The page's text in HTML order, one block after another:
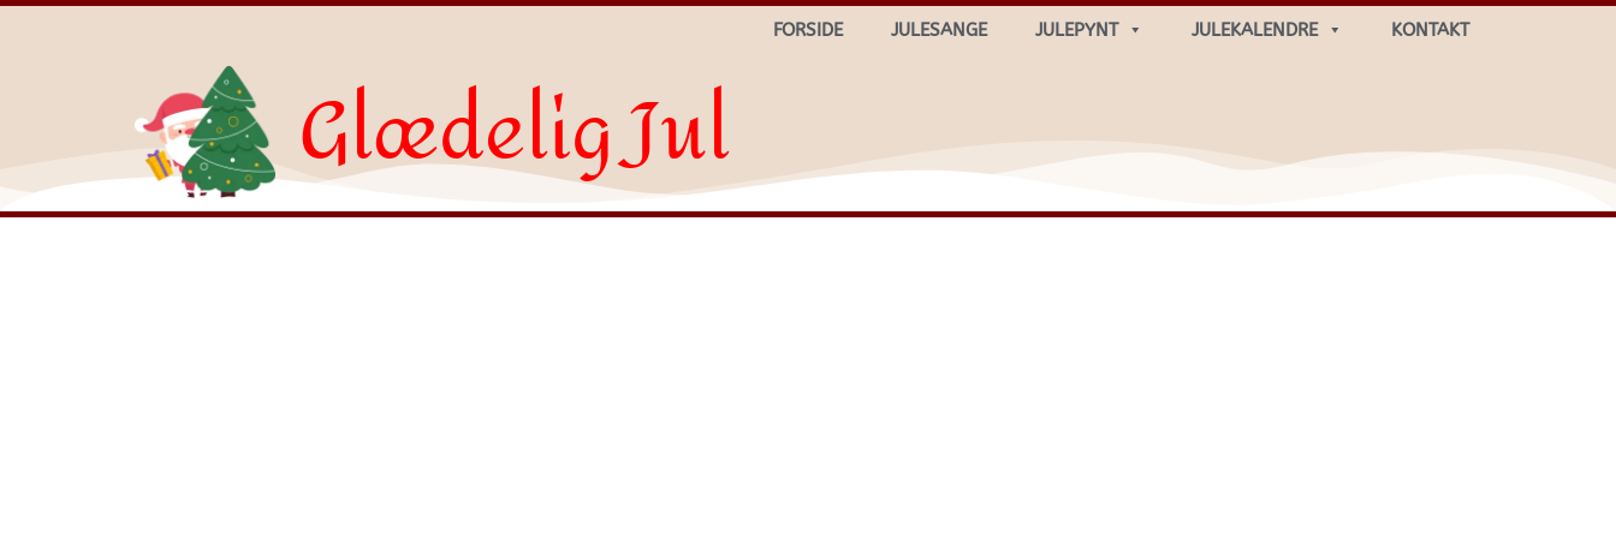
FORSIDE JULESANGE JULEPYNT JULEKALENDRE KONTAKT
Glædelig Jul